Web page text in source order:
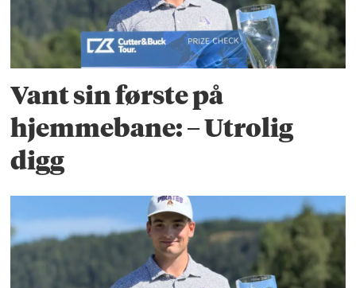
Vant sin første på
hjemmebane: – Utrolig
digg